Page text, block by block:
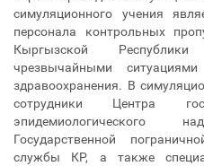
симуляционного учения
персонала контрольных
Кыргызской
чрезвычайными
здравоохранения. В
сотрудники Центра
эпидемиологического
Государственной
службы КР, а также